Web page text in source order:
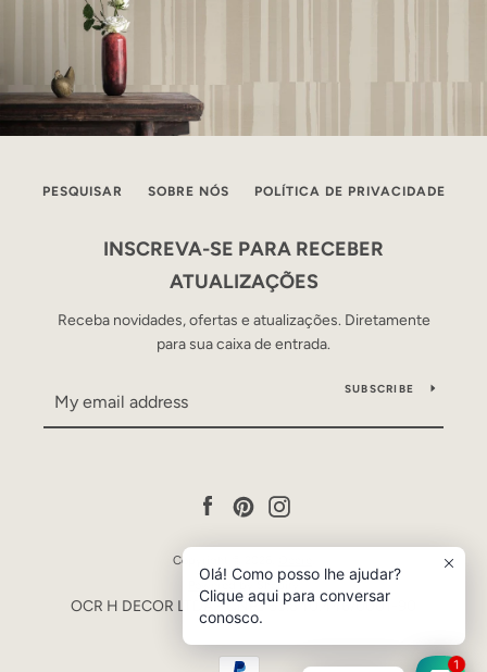
PESQUISAR SOBRE NÓS POLÍTICA DE PRIVACIDADE
INSCREVA-SE PARA RECEBER
ATUALIZAÇÕES
Receba novidades, ofertas e atualizações. Diretamente
para sua caixa de entrada.
SUBSCRIBE
FacebookPinterest
Copyright © 2026,
Powered by Shopify
OCR H DECOR LTDA - CNPJ 53.840.446/0001-90
Payment
Olá! Como posso lhe ajudar?
Clique aqui para conversar
conosco.
1